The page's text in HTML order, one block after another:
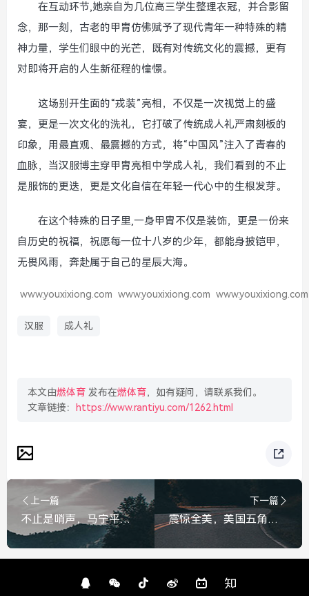
在互动环节,她亲自为几位高三学生整理衣冠，并合影留
念，那一刻，古老的甲胄仿佛赋予了现代青年一种特殊的精
神力量，学生们眼中的光芒，既有对传统文化的震撼，更有
对即将开启的人生新征程的憧憬。
这场别开生面的“戎装”亮相，不仅是一次视觉上的盛
宴，更是一次文化的洗礼，它打破了传统成人礼严肃刻板的
印象，用最直观、最震撼的方式，将“中国风”注入了青春的
血脉，当汉服博主穿甲胄亮相中学成人礼，我们看到的不止
是服饰的更迭，更是文化自信在年轻一代心中的生根发芽。
在这个特殊的日子里,一身甲胄不仅是装饰，更是一份来
自历史的祝福，祝愿每一位十八岁的少年，都能身披铠甲，
无畏风雨，奔赴属于自己的星辰大海。
www.youxixiong.com www.youxixiong.com www.youxixiong.com
汉服 成人礼
本文由燃体育 发布在燃体育，如有疑问，请联系我们。
文章链接：
https://www.rantiyu.com/1262.html
上一篇
不止是哨声，马宁平均每天训练俩小时，铸就金哨之路
下一篇
震惊全美，美国五角大楼遭遇紧急封锁，军事重地陷入高度戒备